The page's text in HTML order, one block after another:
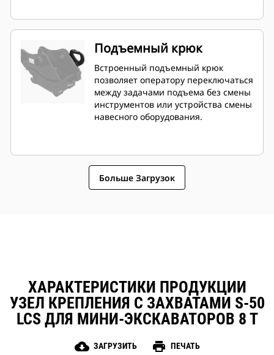
экскаватора следующего поколения
по жгуту электропроводки.
Подъемный крюк
Встроенный подъемный крюк
позволяет оператору переключаться
между задачами подъема без смены
инструментов или устройства смены
навесного оборудования.
Больше Загрузок
ХАРАКТЕРИСТИКИ ПРОДУКЦИИ
УЗЕЛ КРЕПЛЕНИЯ С ЗАХВАТАМИ S-50
LCS ДЛЯ МИНИ-ЭКСКАВАТОРОВ 8 Т
cloud_download ЗАГРУЗИТЬ print ПЕЧАТЬ